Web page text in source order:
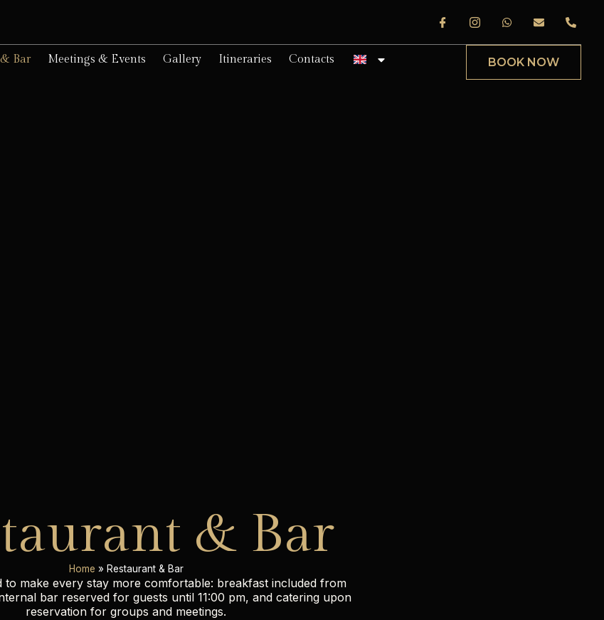
Bar Meetings & Events Gallery Itineraries Contacts BOOK NOW
& Bar
Home » Restaurant & Bar
to make every stay more comfortable: breakfast included from
bar reserved for guests until 11:00 pm, and catering upon
reservation for groups and meetings.